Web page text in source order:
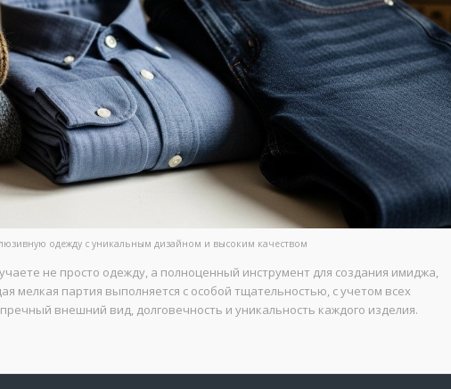
одежду с уникальным дизайном и высоким качеством
не просто одежду, а полноценный инструмент для создания имиджа,
мелкая партия выполняется с особой тщательностью, с учетом всех
внешний вид, долговечность и уникальность каждого изделия.